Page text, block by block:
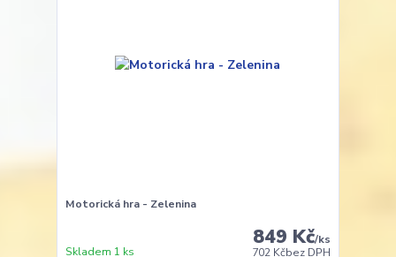
Motorická hra - Zelenina
849 Kč/ks
702 Kčbez DPH
Skladem 1 ks